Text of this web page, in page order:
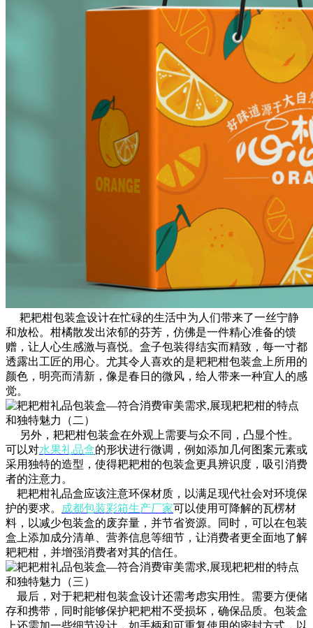
耙耙柑包装盒设计在忙碌的生活中为人们带来了一丝宁静
和放松。柑橘散发出浓郁的芬芳，仿佛是一件精心准备的馈
赠，让人心生感激与喜悦。盒子包装得结实而精致，每一寸都
透露出工匠的用心。尤其令人喜欢的是耙耙柑包装盒上所用的
颜色，明亮而清新，像是春日的微风，给人带来一种宜人的感
觉。
另外，耙耙柑包装盒在外观上需要与众不同，凸显个性。
可以对水果礼品盒的形状进行微调，例如添加几何图案元素或
采用独特的造型，使得耙耙柑的包装盒更具辨识度，吸引消费
者的注意力。
耙耙柑礼品盒应该注意环保材质，以满足现代社会对环境保
护的要求。
成都包装彩箱生产厂家可以使用可降解的瓦楞材
料，以减少包装盒的废弃量，并节省资源。同时，可以在包装
盒上添加成分清单、营养信息等细节，让消费者更全面地了解
耙耙柑，并增强消费者对其的信任。
最后，对于耙耙柑包装盒设计还需考虑实用性。需要方便储
存和携带，同时能够保护耙耙柑不受损坏，确保品质。包装盒
上还需加一些细节设计，如手柄和可重复使用的密封方式，以